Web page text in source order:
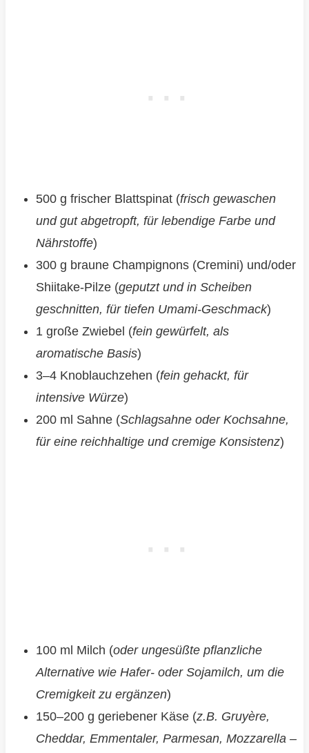
500 g frischer Blattspinat (frisch gewaschen
und gut abgetropft, für lebendige Farbe und
Nährstoffe)
300 g braune Champignons (Cremini) und/oder
Shiitake-Pilze (geputzt und in Scheiben
geschnitten, für tiefen Umami-Geschmack)
1 große Zwiebel (fein gewürfelt, als
aromatische Basis)
3–4 Knoblauchzehen (fein gehackt, für
intensive Würze)
200 ml Sahne (Schlagsahne oder Kochsahne,
für eine reichhaltige und cremige Konsistenz)
100 ml Milch (oder ungesüßte pflanzliche
Alternative wie Hafer- oder Sojamilch, um die
Cremigkeit zu ergänzen)
150–200 g geriebener Käse (z.B. Gruyère,
Cheddar, Emmentaler, Parmesan, Mozzarella –